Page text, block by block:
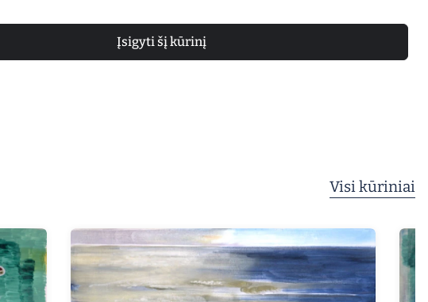
Įsigyti šį kūrinį
Visi kūriniai